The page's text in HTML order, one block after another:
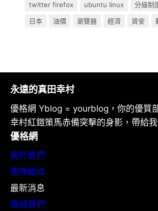
twitter firefox
ubuntu linux 分級制
日本
油價 瀏覽器 經濟 資安
永遠的真田幸村
優格網 Yblog = yourblog，你的優質
幸村紅鎧策馬赤備突擊的身影，帶給
優格網
關於我們
團隊組成
最新消息
聯絡我們